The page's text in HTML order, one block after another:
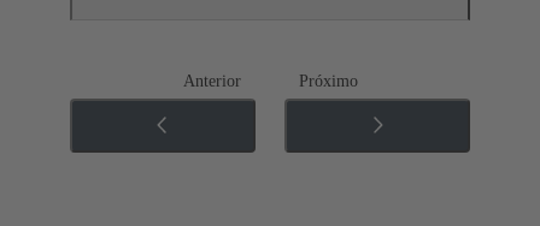
Anterior Próximo